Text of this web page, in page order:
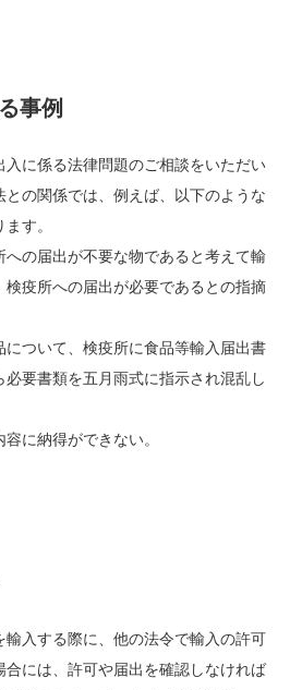
事例
入に係る法律問題のご相談をいただい
の関係では、例えば、以下のような
す。
の届出が不要な物であると考えて輸
検疫所への届出が必要であるとの指摘
ついて、検疫所に食品等輸入届出書
要書類を五月雨式に指示され混乱し
に納得ができない。
輸入する際に、他の法令で輸入の許可
には、許可や届出を確認しなければ